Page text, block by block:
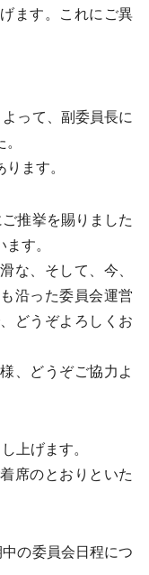
ます。これにご異
って、副委員長に
ます。
推挙を賜りました
す。
な、そして、今、
沿った委員会運営
どうぞよろしくお
、どうぞご協力よ
上げます。
席のとおりといた
の委員会日程につ